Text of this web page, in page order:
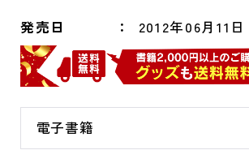
発売日 2012年06月11日
電子書籍